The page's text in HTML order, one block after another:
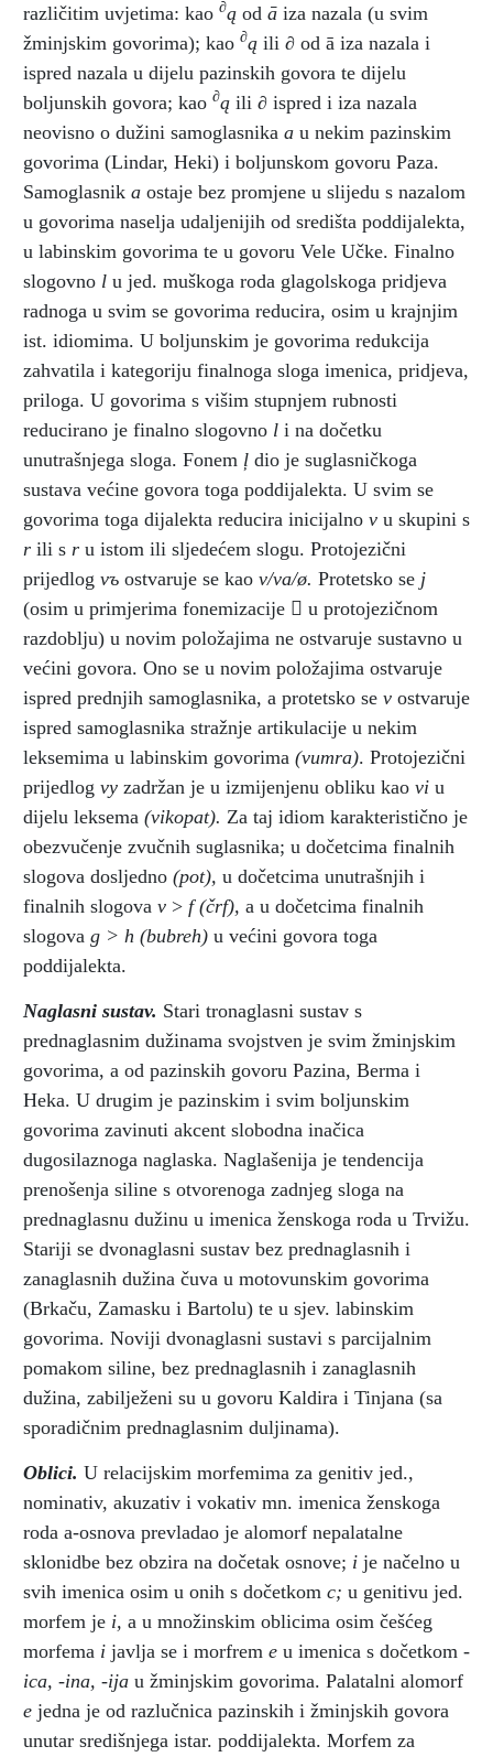
različitim uvjetima: kao ∂ą od ā iza nazala (u svim
žminjskim govorima); kao ∂ą ili ∂ od ā iza nazala i
ispred nazala u dijelu pazinskih govora te dijelu
boljunskih govora; kao ∂ą ili ∂ ispred i iza nazala
neovisno o dužini samoglasnika a u nekim pazinskim
govorima (Lindar, Heki) i boljunskom govoru Paza.
Samoglasnik a ostaje bez promjene u slijedu s nazalom
u govorima naselja udaljenijih od središta poddijalekta,
u labinskim govorima te u govoru Vele Učke. Finalno
slogovno l u jed. muškoga roda glagolskoga pridjeva
radnoga u svim se govorima reducira, osim u krajnjim
ist. idiomima. U boljunskim je govorima redukcija
zahvatila i kategoriju finalnoga sloga imenica, pridjeva,
priloga. U govorima s višim stupnjem rubnosti
reducirano je finalno slogovno l i na dočetku
unutrašnjega sloga. Fonem ļ dio je suglasničkoga
sustava većine govora toga poddijalekta. U svim se
govorima toga dijalekta reducira inicijalno v u skupini s
r ili s r u istom ili sljedećem slogu. Protojezični
prijedlog vъ ostvaruje se kao v/va/ø. Protetsko se j
(osim u primjerima fonemizacije  u protojezičnom
razdoblju) u novim položajima ne ostvaruje sustavno u
većini govora. Ono se u novim položajima ostvaruje
ispred prednjih samoglasnika, a protetsko se v ostvaruje
ispred samoglasnika stražnje artikulacije u nekim
leksemima u labinskim govorima (vumra). Protojezični
prijedlog vy zadržan je u izmijenjenu obliku kao vi u
dijelu leksema (vikopat). Za taj idiom karakteristično je
obezvučenje zvučnih suglasnika; u dočetcima finalnih
slogova dosljedno (pot), u dočetcima unutrašnjih i
finalnih slogova v > f (črf), a u dočetcima finalnih
slogova g > h (bubreh) u većini govora toga
poddijalekta.
Naglasni sustav. Stari tronaglasni sustav s
prednaglasnim dužinama svojstven je svim žminjskim
govorima, a od pazinskih govoru Pazina, Berma i
Heka. U drugim je pazinskim i svim boljunskim
govorima zavinuti akcent slobodna inačica
dugosilaznoga naglaska. Naglašenija je tendencija
prenošenja siline s otvorenoga zadnjeg sloga na
prednaglasnu dužinu u imenica ženskoga roda u Trvižu.
Stariji se dvonaglasni sustav bez prednaglasnih i
zanaglasnih dužina čuva u motovunskim govorima
(Brkaču, Zamasku i Bartolu) te u sjev. labinskim
govorima. Noviji dvonaglasni sustavi s parcijalnim
pomakom siline, bez prednaglasnih i zanaglasnih
dužina, zabilježeni su u govoru Kaldira i Tinjana (sa
sporadičnim prednaglasnim duljinama).
Oblici. U relacijskim morfemima za genitiv jed.,
nominativ, akuzativ i vokativ mn. imenica ženskoga
roda a-osnova prevladao je alomorf nepalatalne
sklonidbe bez obzira na dočetak osnove; i je načelno u
svih imenica osim u onih s dočetkom c; u genitivu jed.
morfem je i, a u množinskim oblicima osim češćeg
morfema i javlja se i morfrem e u imenica s dočetkom -
ica, -ina, -ija u žminjskim govorima. Palatalni alomorf
e jedna je od razlučnica pazinskih i žminjskih govora
unutar središnjega istar. poddijalekta. Morfem za